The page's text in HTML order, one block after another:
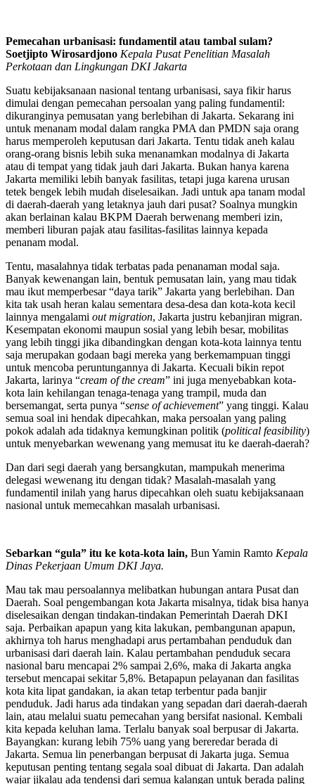
Pemecahan urbanisasi: fundamentil atau tambal sulam?
Soetjipto Wirosardjono Kepala Pusat Penelitian Masalah
Perkotaan dan Lingkungan DKI Jakarta
Suatu kebijaksanaan nasional tentang urbanisasi, saya fikir harus
dimulai dengan pemecahan persoalan yang paling fundamentil:
dikuranginya pemusatan yang berlebihan di Jakarta. Sekarang ini
untuk menanam modal dalam rangka PMA dan PMDN saja orang
harus memperoleh keputusan dari Jakarta. Tentu tidak aneh kalau
orang-orang bisnis lebih suka menanamkan modalnya di Jakarta
atau di tempat yang tidak jauh dari Jakarta. Bukan hanya karena
Jakarta memiliki lebih banyak fasilitas, tetapi juga karena urusan
tetek bengek lebih mudah diselesaikan. Jadi untuk apa tanam modal
di daerah-daerah yang letaknya jauh dari pusat? Soalnya mungkin
akan berlainan kalau BKPM Daerah berwenang memberi izin,
memberi liburan pajak atau fasilitas-fasilitas lainnya kepada
penanam modal.
Tentu, masalahnya tidak terbatas pada penanaman modal saja.
Banyak kewenangan lain, bentuk pemusatan lain, yang mau tidak
mau ikut memperbesar “daya tarik” Jakarta yang berlebihan. Dan
kita tak usah heran kalau sementara desa-desa dan kota-kota kecil
lainnya mengalami out migration, Jakarta justru kebanjiran migran.
Kesempatan ekonomi maupun sosial yang lebih besar, mobilitas
yang lebih tinggi jika dibandingkan dengan kota-kota lainnya tentu
saja merupakan godaan bagi mereka yang berkemampuan tinggi
untuk mencoba peruntungannya di Jakarta. Kecuali bikin repot
Jakarta, larinya “cream of the cream” ini juga menyebabkan kota-
kota lain kehilangan tenaga-tenaga yang trampil, muda dan
bersemangat, serta punya “sense of achievement” yang tinggi. Kalau
semua soal ini hendak dipecahkan, maka persoalan yang paling
pokok adalah ada tidaknya kemungkinan politik (political feasibility)
untuk menyebarkan wewenang yang memusat itu ke daerah-daerah?
Dan dari segi daerah yang bersangkutan, mampukah menerima
delegasi wewenang itu dengan tidak? Masalah-masalah yang
fundamentil inilah yang harus dipecahkan oleh suatu kebijaksanaan
nasional untuk memecahkan masalah urbanisasi.
Sebarkan “gula” itu ke kota-kota lain, Bun Yamin Ramto Kepala
Dinas Pekerjaan Umum DKI Jaya.
Mau tak mau persoalannya melibatkan hubungan antara Pusat dan
Daerah. Soal pengembangan kota Jakarta misalnya, tidak bisa hanya
diselesaikan dengan tindakan-tindakan Pemerintah Daerah DKI
saja. Perbaikan apapun yang kita lakukan, pembangunan apapun,
akhirnya toh harus menghadapi arus pertambahan penduduk dan
urbanisasi dari daerah lain. Kalau pertambahan penduduk secara
nasional baru mencapai 2% sampai 2,6%, maka di Jakarta angka
tersebut mencapai sekitar 5,8%. Betapapun pelayanan dan fasilitas
kota kita lipat gandakan, ia akan tetap terbentur pada banjir
penduduk. Jadi harus ada tindakan yang sepadan dari daerah-daerah
lain, atau melalui suatu pemecahan yang bersifat nasional. Kembali
kita kepada keluhan lama. Terlalu banyak soal berpusar di Jakarta.
Bayangkan: kurang lebih 75% uang yang bereredar berada di
Jakarta. Semua lin penerbangan berpusat di Jakarta juga. Semua
keputusan penting tentang segala soal dibuat di Jakarta. Dan adalah
wajar jikalau ada tendensi dari semua kalangan untuk berada paling